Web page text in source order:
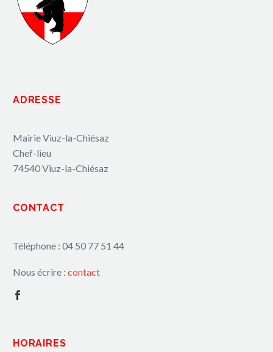
ADRESSE
Mairie Viuz-la-Chiésaz
Chef-lieu
74540 Viuz-la-Chiésaz
CONTACT
Téléphone : 04 50 77 51 44
Nous écrire : contact
HORAIRES